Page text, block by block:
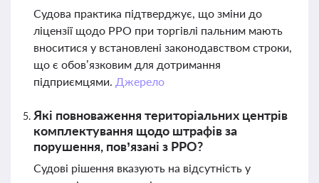
Судова практика підтверджує, що зміни до
ліцензії щодо РРО при торгівлі пальним мають
вноситися у встановлені законодавством строки,
що є обов’язковим для дотримання
підприємцями. Джерело
Які повноваження територіальних центрів
комплектування щодо штрафів за
порушення, пов’язані з РРО?
Судові рішення вказують на відсутність у